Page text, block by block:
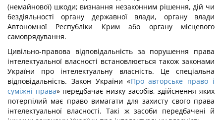
(немайнової) шкоди; визнання незаконним рішення, дій чи
бездіяльності органу державної влади, органу влади
Автономної Республіки Крим або органу місцевого
самоврядування.
Цивільно-правова відповідальність за порушення права
інтелектуальної власності встановлюється також законами
України про інтелектуальну власність. Це спеціальна
відповідальність. Закон України «Про авторське право і
суміжні права» передбачає низку засобів, здійснення яких
потерпілий має право вимагати для захисту свого права
інтелектуальної власності. Такі ж засоби передбачені й